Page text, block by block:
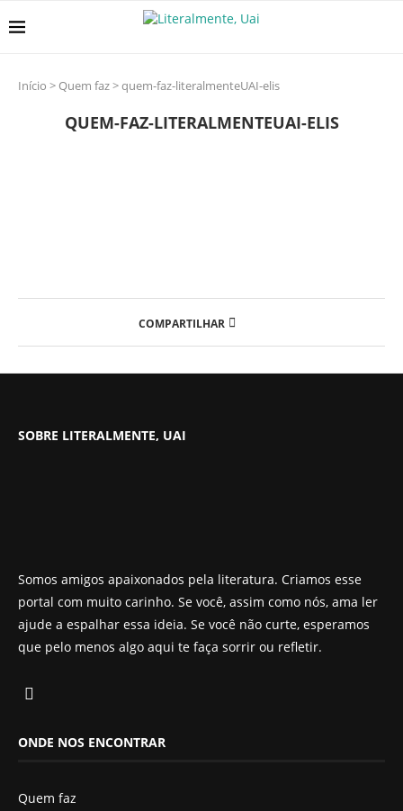
Início > Quem faz>quem-faz-literalmenteUAI-elis
QUEM-FAZ-LITERALMENTEUAI-ELIS
COMPARTILHAR
SOBRE LITERALMENTE, UAI
Somos amigos apaixonados pela literatura. Criamos esse
portal com muito carinho. Se você, assim como nós, ama ler
ajude a espalhar essa ideia. Se você não curte, esperamos
que pelo menos algo aqui te faça sorrir ou refletir.
ONDE NOS ENCONTRAR
Quem faz